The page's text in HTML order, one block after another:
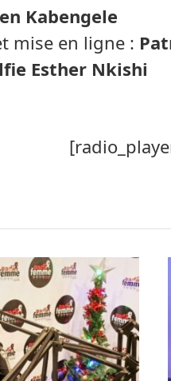
Kabengele
mise en ligne :
Esther Nkishi